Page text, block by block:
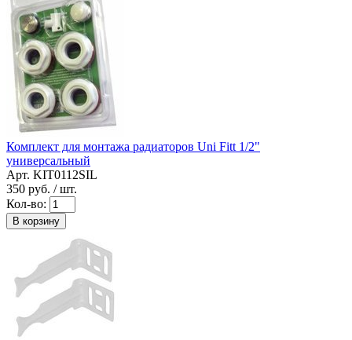
Комплект для монтажа радиаторов Uni Fitt 1/2"
универсальный
Арт. KIT0112SIL
350 руб. / шт.
Кол-во:
В корзину